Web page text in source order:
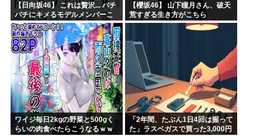
【日向坂46】 これは贅沢... バチ
バチにキメるモデルメンバーこ
ちら
【櫻坂46】 山下瞳月さん、破天
荒すぎる生き方がこちら
ワイジ毎日2kgの野菜と500gく
らいの肉食べたらこうなるｗｗ
「2年間、たぶん1日4回は握って
た」ラスベガスで買った3,000円